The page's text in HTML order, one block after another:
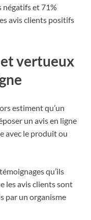
négatifs et 71%
avis clients positifs
vertueux
estiment qu’un
un avis en ligne
avec le produit ou
qu’ils
les avis clients sont
par un organisme